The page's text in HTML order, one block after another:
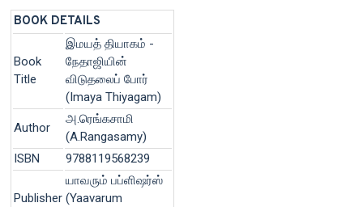
BOOK DETAILS
Book
Title
இமயத் தியாகம் -
நேதாஜியின்
விடுதலைப் போர்
(Imaya Thiyagam)
Author
அ.ரெங்கசாமி
(A.Rangasamy)
ISBN
9788119568239
Publisher
யாவரும் பப்ளிஷர்ஸ்
(Yaavarum